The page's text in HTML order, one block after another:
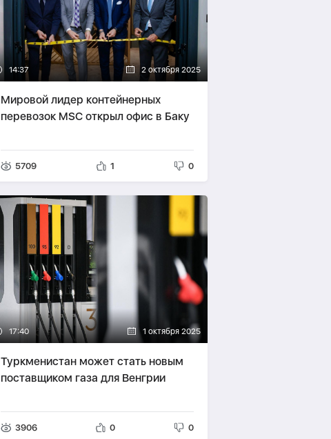
14:37 2 октября 2025
Мировой лидер контейнерных
перевозок MSC открыл офис в Баку
5709 1 0
17:40 1 октября 2025
Туркменистан может стать новым
поставщиком газа для Венгрии
3906 0 0